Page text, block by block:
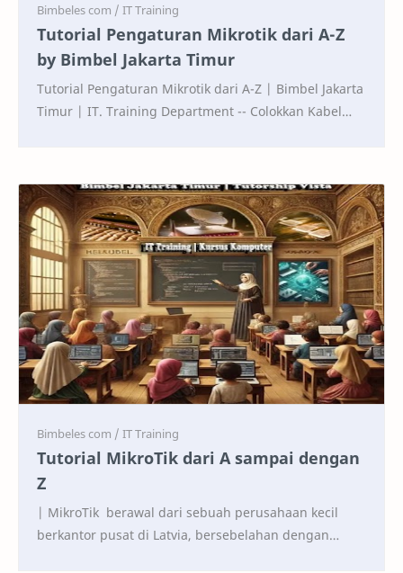
Tutorial Pengaturan Mikrotik dari A-Z
by Bimbel Jakarta Timur
Tutorial Pengaturan Mikrotik dari A-Z | Bimbel Jakarta
Timur | IT. Training Department -- Colokkan Kabel
Tutorial MikroTik dari A sampai dengan
Z
| MikroTik berawal dari sebuah perusahaan kecil
berkantor pusat di Latvia, bersebelahan dengan